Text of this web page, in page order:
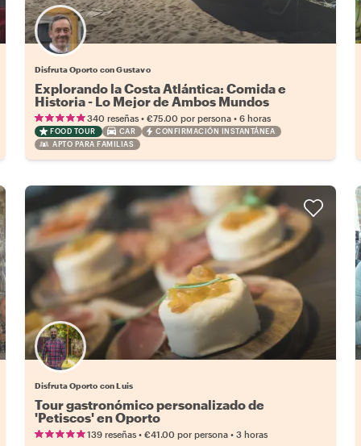
Disfruta Oporto con Gustavo
Explorando la Costa Atlántica: Comida e
Historia - Lo Mejor de Ambos Mundos
340 reseñas •€75.00 por persona •6 horas
FOOD TOUR CAR
CONFIRMACIÓN INSTANTÁNEA
APTO PARA FAMILIAS
Disfruta Oporto con Luis
Tour gastronómico personalizado de
'Petiscos' en Oporto
139 reseñas •€41.00 por persona •3 horas